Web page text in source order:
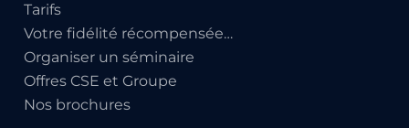
Tarifs
Votre fidélité récompensée…
Organiser un séminaire
Offres CSE et Groupe
Nos brochures